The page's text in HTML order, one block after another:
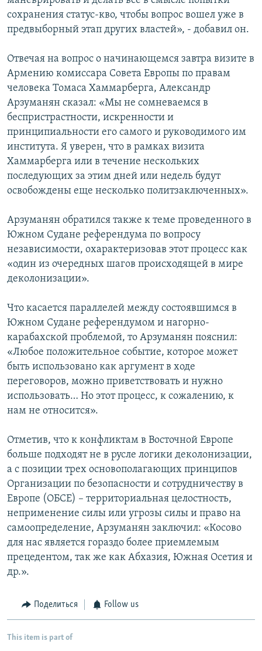
сохранения статус-кво, чтобы вопрос вошел уже в
предвыборный этап других властей», - добавил он.
Отвечая на вопрос о начинающемся завтра визите в
Армению комиссара Совета Европы по правам
человека Томаса Хаммарберга, Александр
Арзуманян сказал: «Мы не сомневаемся в
беспристрастности, искренности и
принципиальности его самого и руководимого им
института. Я уверен, что в рамках визита
Хаммарберга или в течение нескольких
последующих за этим дней или недель будут
освобождены еще несколько политзаключенных».
Арзуманян обратился также к теме проведенного в
Южном Судане референдума по вопросу
независимости, охарактеризовав этот процесс как
«один из очередных шагов происходящей в мире
деколонизации».
Что касается параллелей между состоявшимся в
Южном Судане референдумом и нагорно-
карабахской проблемой, то Арзуманян пояснил:
«Любое положительное событие, которое может
быть использовано как аргумент в ходе
переговоров, можно приветствовать и нужно
использовать… Но этот процесс, к сожалению, к
нам не относится».
Отметив, что к конфликтам в Восточной Европе
больше подходят не в русле логики деколонизации,
а с позиции трех основополагающих принципов
Организации по безопасности и сотрудничеству в
Европе (ОБСЕ) – территориальная целостность,
неприменение силы или угрозы силы и право на
самоопределение, Арзуманян заключил: «Косово
для нас является гораздо более приемлемым
прецедентом, так же как Абхазия, Южная Осетия и
др.».
Поделиться Follow us
This item is part of